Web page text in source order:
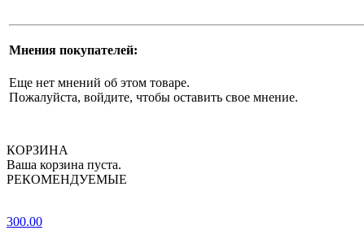
Мнения покупателей:
Еще нет мнений об этом товаре.
Пожалуйста, войдите, чтобы оставить свое мнение.
КОРЗИНА
Ваша корзина пуста.
РЕКОМЕНДУЕМЫЕ
300.00